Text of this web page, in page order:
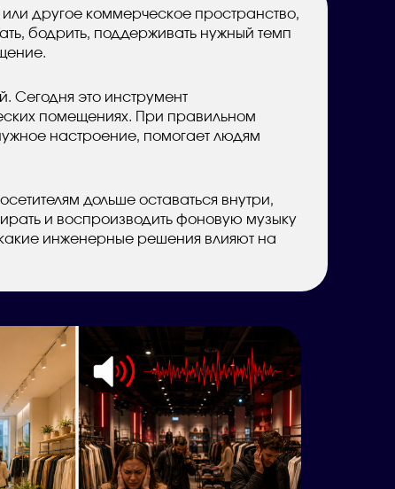
другое коммерческое пространство,
бодрить, поддерживать нужный темп
Сегодня это инструмент
помещениях. При правильном
настроение, помогает людям
дольше оставаться внутри,
и воспроизводить фоновую музыку
инженерные решения влияют на